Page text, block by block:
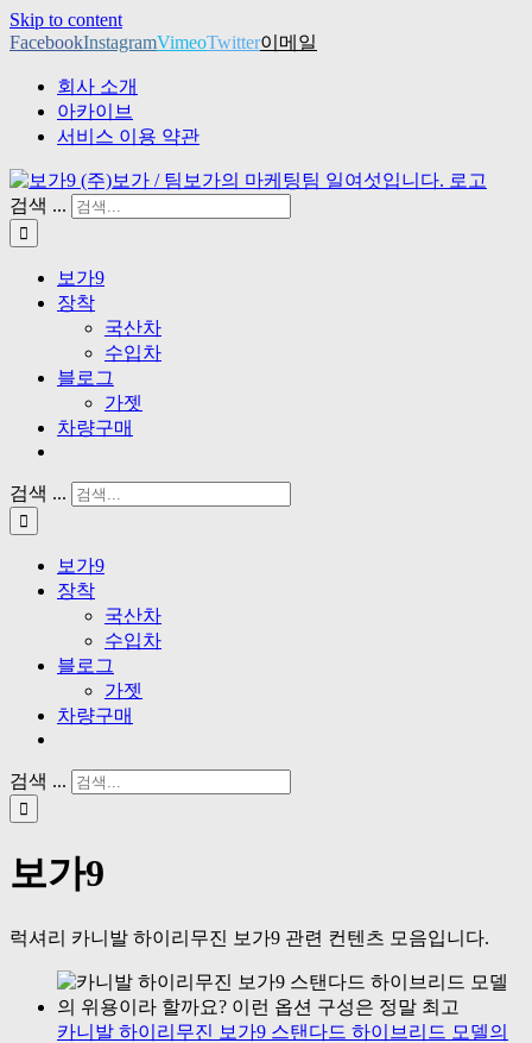
Skip to content
FacebookInstagramVimeoTwitter이메일
회사 소개
아카이브
서비스 이용 약관
검색 ...
보가9
장착
국산차
수입차
블로그
가젯
차량구매
검색 ...
보가9
장착
국산차
수입차
블로그
가젯
차량구매
검색 ...
보가9
럭셔리 카니발 하이리무진 보가9 관련 컨텐츠 모음입니다.
카니발 하이리무진 보가9 스탠다드 하이브리드 모델의